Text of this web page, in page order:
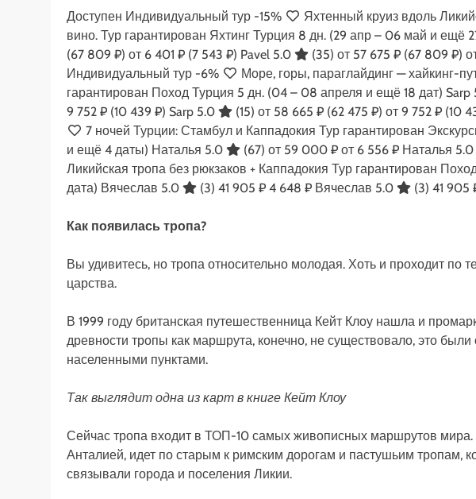
Доступен Индивидуальный тур -15%
Яхтенный круиз вдоль
вино. Тур гарантирован Яхтинг Турция 8 дн. (29 апр – 06 май и ещё
(67 809 ₽) от 6 401 ₽ (7 543 ₽) Pavel 5.0 (35) от 57 675 ₽ (67 809 ₽)
Индивидуальный тур -6%
Море, горы, параглайдинг — хайкинг-
гарантирован Поход Турция 5 дн. (04 – 08 апреля и ещё 18 дат) Sarp
9 752 ₽ (10 439 ₽) Sarp 5.0 (15) от 58 665 ₽ (62 475 ₽) от 9 752 ₽ (10
7 ночей Турции: Стамбул и Каппадокия Тур гарантирован
и ещё 4 даты) Наталья 5.0 (67) от 59 000 ₽ от 6 556 ₽ Наталья 5.0
Ликийская тропа без рюкзаков + Каппадокия Тур гарантирован
дата) Вячеслав 5.0 (3) 41 905 ₽ 4 648 ₽ Вячеслав 5.0 (3) 41 905
Как появилась тропа?
Вы удивитесь, но тропа относительно молодая. Хоть и проходит по
царства.
В 1999 году британская путешественница Кейт Клоу нашла и
древности тропы как маршрута, конечно, не существовало, это
населенными пунктами.
Так выглядит одна из карт в книге Кейт Клоу
Сейчас тропа входит в ТОП-10 самых живописных маршрутов
Анталией, идет по старым к римским дорогам и пастушьим тропам,
связывали города и поселения Ликии.